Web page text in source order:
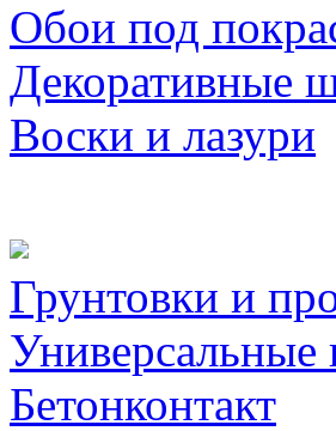
Обои под
Декоративные
Воски и лазури
Грунтовки и
Универсальные
Бетонконтакт